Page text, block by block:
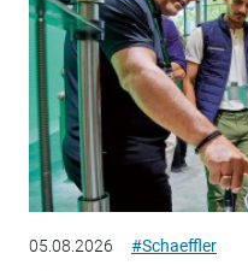
05.08.2026 #Schaeffler